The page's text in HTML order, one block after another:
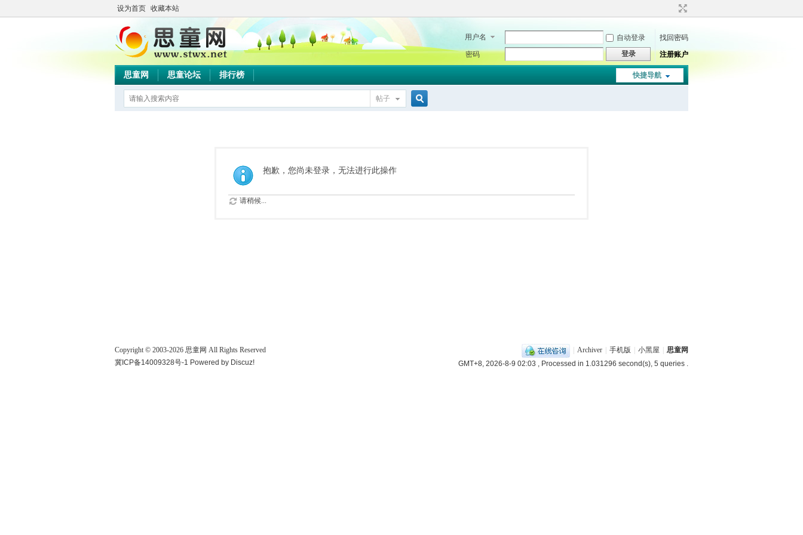
设为首页 收藏本站
用户名 自动登录
找回密码
密码
登录 注册账户
快捷导航
思童网 思童论坛 排行榜
帖子
抱歉，您尚未登录，无法进行此操作
请稍候...
Archiver 手机版 小黑屋
思童网
GMT+8, 2026-8-9 02:03 , Processed in 1.031296 second(s), 5 queries .
Copyright © 2003-2026 思童网 All Rights Reserved
冀ICP备14009328号-1 Powered by Discuz!